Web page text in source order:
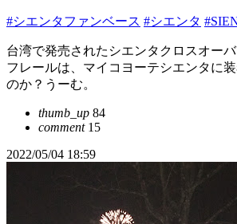
#シエンタファンベース #シエンタ
台湾で発売されたシエンタクロスオー
フレールは、マイコヨーテシエンタに
のか？うーむ。
thumb_up 84
comment15
2022/05/04 18:59